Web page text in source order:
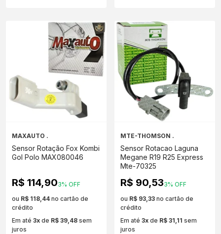
MAXAUTO .
Sensor Rotação Fox Kombi
Gol Polo MAX080046
R$ 114,903% OFF
ou R$ 118,44 no cartão de
crédito
Em até 3x de R$ 39,48 sem
juros
MTE-THOMSON .
Sensor Rotacao Laguna
Megane R19 R25 Express
Mte-70325
R$ 90,533% OFF
ou R$ 93,33 no cartão de
crédito
Em até 3x de R$ 31,11 sem
juros